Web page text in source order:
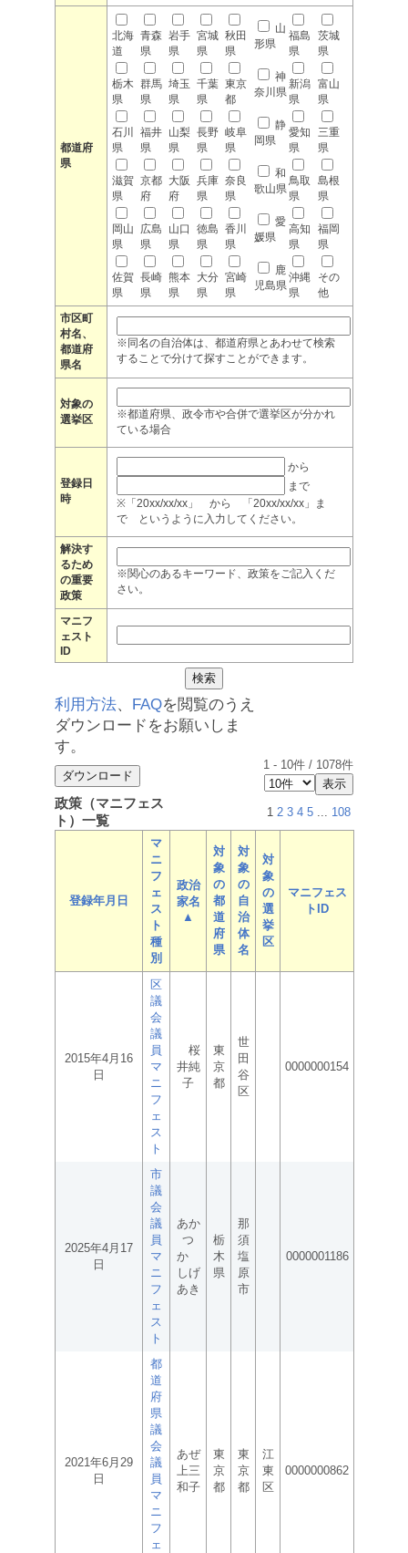
都道府
県
北海
道
青森
県
岩手
県
宮城
県
秋田
県
山
形県
福島
県
茨城
県
栃木
県
群馬
県
埼玉
県
千葉
県
東京
都
神
奈川県
新潟
県
富山
県
石川
県
福井
県
山梨
県
長野
県
岐阜
県
静
岡県
愛知
県
三重
県
滋賀
県
京都
府
大阪
府
兵庫
県
奈良
県
和
歌山県
鳥取
県
島根
県
岡山
県
広島
県
山口
県
徳島
県
香川
県
愛
媛県
高知
県
福岡
県
佐賀
県
長崎
県
熊本
県
大分
県
宮崎
県
鹿
児島県
沖縄
県
その
他
市区町
村名、
都道府
県名
※同名の自治体は、都道府県とあわせて検索
することで分けて探すことができます。
対象の
選挙区
※都道府県、政令市や合併で選挙区が分かれ
ている場合
登録日
時
から
まで
※「20xx/xx/xx」 から 「20xx/xx/xx」ま
で というように入力してください。
解決す
るため
の重要
政策
※関心のあるキーワード、政策をご記入くだ
さい。
マニフ
ェスト
ID
利用方法、 FAQを閲覧のうえ
ダウンロードをお願いしま
す。
1 - 10件 / 1078件
政策（マニフェス
ト）一覧
1 2 3 4 5 ... 108
登録年月日
マ
ニ
フ
ェ
ス
ト
種
別
政治
家名
▲
対
象
の
都
道
府
県
対
象
の
自
治
体
名
対
象
の
選
挙
区
マニフェス
トID
2015年4月16
日
区
議
会
議
員
マ
ニ
フ
ェ
ス
ト
桜
井純
子
東
京
都
世
田
谷
区
0000000154
2025年4月17
日
市
議
会
議
員
マ
ニ
フ
ェ
ス
ト
あか
つ
か
しげ
あき
栃
木
県
那
須
塩
原
市
0000001186
2021年6月29
日
都
道
府
県
議
会
議
員
マ
ニ
フ
ェ
あぜ
上三
和子
東
京
都
東
京
都
江
東
区
0000000862